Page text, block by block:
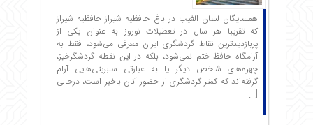
همسایگان لسان الغیب در باغ حافظیه شیراز حافظیه‌ شیراز
که تقریبا هر سال در تعطیلات نوروز به عنوان یکی از
پربازدیدترین نقاط گردشگری ایران معرفی می‌شود، فقط به
آرامگاه حافظ ختم نمی‌شود، بلکه در این نقطه گردشگرخیز،
چهره‌های شاخص دیگر یا به عبارتی سلبریتی‌هایی آرام
گرفته‌اند که کمتر گردشگری از حضور آنان باخبر است، درحالی
[…]